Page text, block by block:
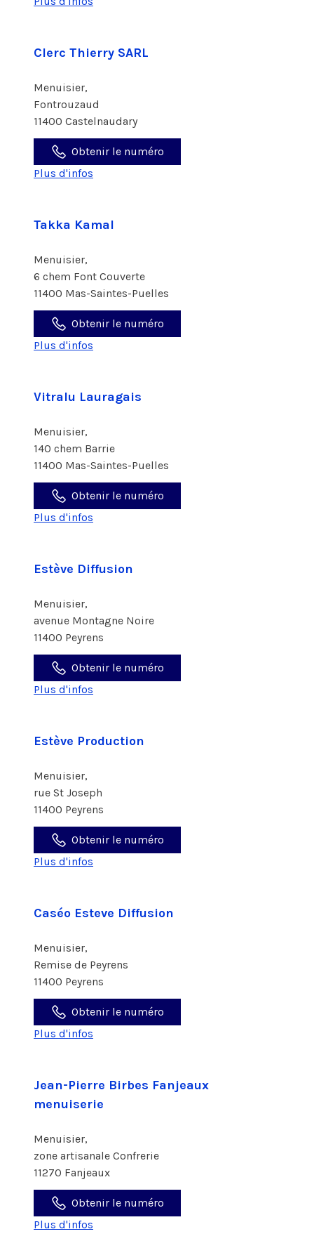
Clerc Thierry SARL
Menuisier,
Fontrouzaud
11400 Castelnaudary
Obtenir le numéro
Plus d'infos
Takka Kamal
Menuisier,
6 chem Font Couverte
11400 Mas-Saintes-Puelles
Obtenir le numéro
Plus d'infos
Vitralu Lauragais
Menuisier,
140 chem Barrie
11400 Mas-Saintes-Puelles
Obtenir le numéro
Plus d'infos
Estève Diffusion
Menuisier,
avenue Montagne Noire
11400 Peyrens
Obtenir le numéro
Plus d'infos
Estève Production
Menuisier,
rue St Joseph
11400 Peyrens
Obtenir le numéro
Plus d'infos
Caséo Esteve Diffusion
Menuisier,
Remise de Peyrens
11400 Peyrens
Obtenir le numéro
Plus d'infos
Jean-Pierre Birbes Fanjeaux
menuiserie
Menuisier,
zone artisanale Confrerie
11270 Fanjeaux
Obtenir le numéro
Plus d'infos